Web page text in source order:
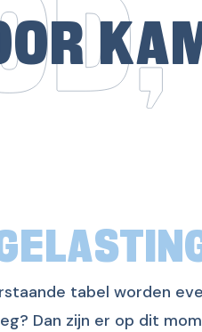
tabel worden
Dan zijn er op dit